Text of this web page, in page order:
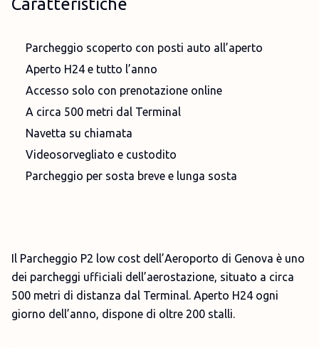
Caratteristiche
Parcheggio scoperto con posti auto all’aperto
Aperto H24 e tutto l’anno
Accesso solo con prenotazione online
A circa 500 metri dal Terminal
Navetta su chiamata
Videosorvegliato e custodito
Parcheggio per sosta breve e lunga sosta
Il Parcheggio P2 low cost dell’Aeroporto di Genova è uno
dei parcheggi ufficiali dell’aerostazione, situato a circa
500 metri di distanza dal Terminal. Aperto H24 ogni
giorno dell’anno, dispone di oltre 200 stalli.